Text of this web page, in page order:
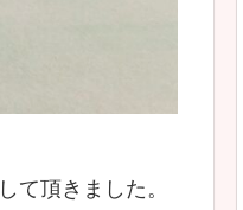
て頂きました。